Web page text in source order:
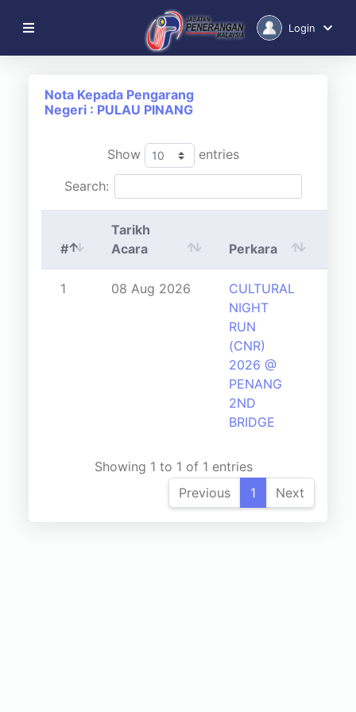
PENGARANG
Login
Nota Kepada Pengarang
Negeri : PULAU PINANG
Show entries
Search:
#
Tarikh
Acara
Perkara
1 08 Aug 2026
CULTURAL
NIGHT
RUN
(CNR)
2026 @
PENANG
2ND
BRIDGE
Showing 1 to 1 of 1 entries
Previous
1 Next